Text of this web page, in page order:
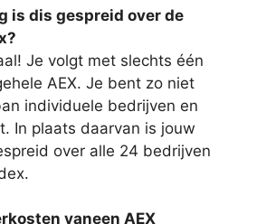
is dis gespreid over de
Je volgt met slechts één
AEX. Je bent zo niet
individuele bedrijven en
In plaats daarvan is jouw
over alle 24 bedrijven
vaneen AEX